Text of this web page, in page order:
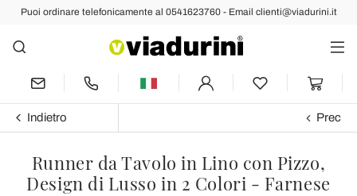
Puoi ordinare telefonicamente al 0541623760 - Email clienti@viadurini.it
Indietro Prec
Runner da Tavolo in Lino con Pizzo,
Design di Lusso in 2 Colori - Farnese